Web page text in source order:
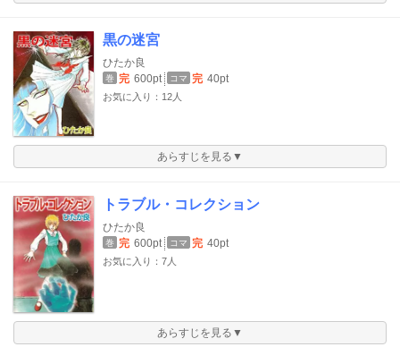
黒の迷宮
ひたか良
巻 完 600pt コマ 完 40pt
お気に入り：12人
あらすじを見る▼
トラブル・コレクション
ひたか良
巻 完 600pt コマ 完 40pt
お気に入り：7人
あらすじを見る▼